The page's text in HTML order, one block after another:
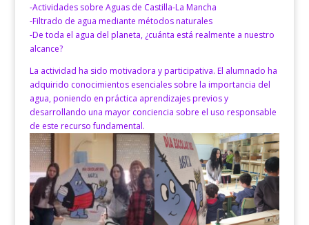
-Actividades sobre Aguas de Castilla-La Mancha
-Filtrado de agua mediante métodos naturales
-De toda el agua del planeta, ¿cuánta está realmente a nuestro
alcance?
La actividad ha sido motivadora y participativa. El alumnado ha
adquirido conocimientos esenciales sobre la importancia del
agua, poniendo en práctica aprendizajes previos y
desarrollando una mayor conciencia sobre el uso responsable
de este recurso fundamental.